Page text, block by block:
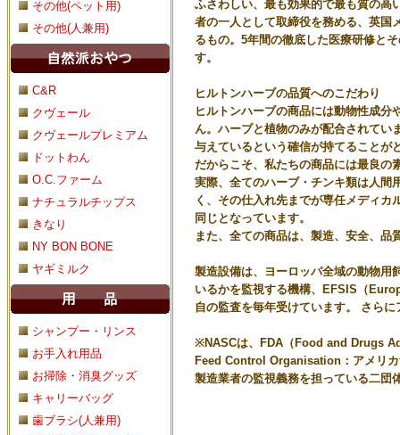
その他(ペット用)
その他(人兼用)
C&R
クヴェール
クヴェールプレミアム
ドットわん
O.C.ファーム
ナチュラルチップス
きなり
NY BON BONE
ヤギミルク
シャンプー・リンス
お手入れ用品
お掃除・消臭グッズ
キャリーバッグ
歯ブラシ(人兼用)
ふさわしい、最も効果的で最も質の高
者の一人として取締役を務める、英国
るもの。5年間の徹底した医療研修と
す。
ヒルトンハーブの品質へのこだわり
ヒルトンハーブの商品には動物性成分
ん。ハーブと植物のみが配合されてい
与えているという確信が持てることが
だからこそ、私たちの商品には最良の
実際、全てのハーブ・チンキ類は人間
く、その仕入れ先までが専任メディ
同じとなっています。
また、全ての商品は、製造、安全、品
製造設備は、ヨーロッパ全域の動物用
いるかを監視する機構、EFSIS（
自の監査を毎年受けています。 さら
※NASCは、FDA（Food and Drugs
Feed Control Organisation：アメリ
製造業者の監視義務を担っている二団